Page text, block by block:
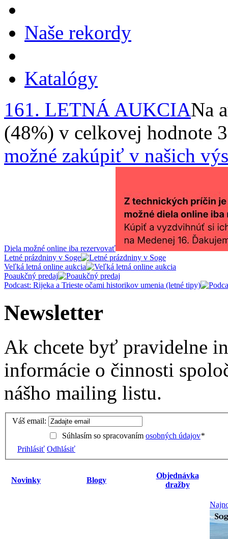
Naše rekordy
Katalógy
161. LETNÁ AUKCIANa
(48%) v celkovej hodnote
možné zakúpiť v našich
Diela možné online iba rezervovať
Letné prázdniny v Soge
Veľká letná online aukcia
Poaukčný predaj
Podcast: Rijeka a Trieste očami historikov umenia (letné tipy)
Newsletter
Ak chcete byť pravidelne
informácie o činnosti
nášho mailing listu.
Váš email:
Súhlasím so spracovaním osobných údajov*
Prihlásiť Odhlásiť
Novinky Blogy
Objednávka
dražby